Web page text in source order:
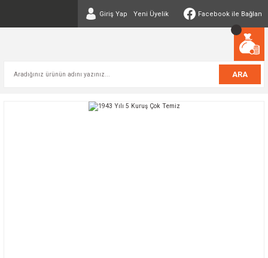
Giriş Yap Yeni Üyelik Facebook ile Bağlan
ARA